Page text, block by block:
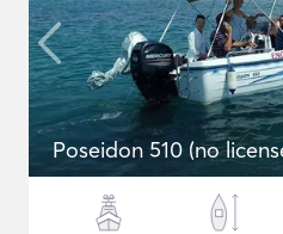
Poseidon 510 (no